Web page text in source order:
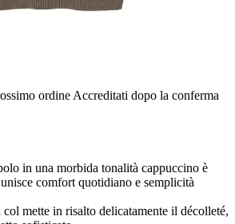
ordine Accreditati dopo la conferma
in una morbida tonalità cappuccino è
comfort quotidiano e semplicità
mette in risalto delicatamente il décolleté,